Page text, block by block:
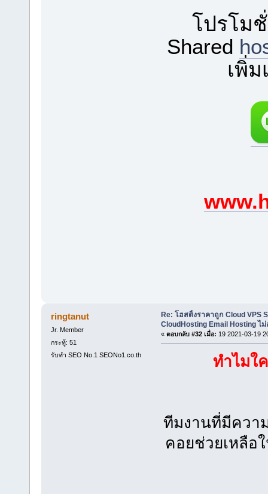
โปรโม
Shared
เพิ่
ringtanut
Jr. Member
กระทู้: 51
รับทำ SEO No.1 SEONo1.co.th
Re: โฮสติ้งราคาถูก Cloud VPS
CloudHosting Email Hosting ไ
« ตอบกลับ #32 เมื่อ: 19 2021-03-19
ทำไมใ
ทีมงานที่มีควา
คอยช่วยเหลือ